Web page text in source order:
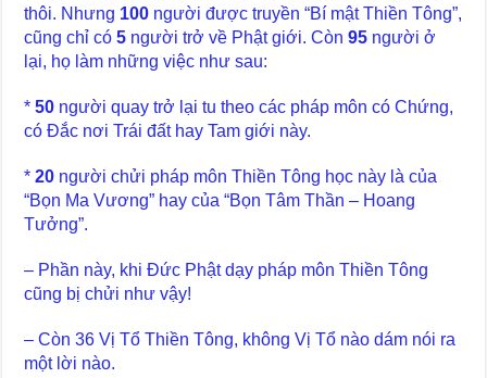
thôi. Nhưng 100 người được truyền “Bí mật Thiền Tông”,
cũng chỉ có5 người trở về Phật giới. Còn95 người ở
lại, họ làm những việc như sau:
*50 người quay trở lại tu theo các pháp môn có Chứng,
có Đắc nơi Trái đất hay Tam giới này.
*20 người chửi pháp môn Thiền Tông học này là của
“Bọn Ma Vương” hay của “Bọn Tâm Thần – Hoang
Tưởng”.
– Phần này, khi Đức Phật dạy pháp môn Thiền Tông
cũng bị chửi như vậy!
– Còn 36 Vị Tổ Thiền Tông, không Vị Tổ nào dám nói ra
một lời nào.